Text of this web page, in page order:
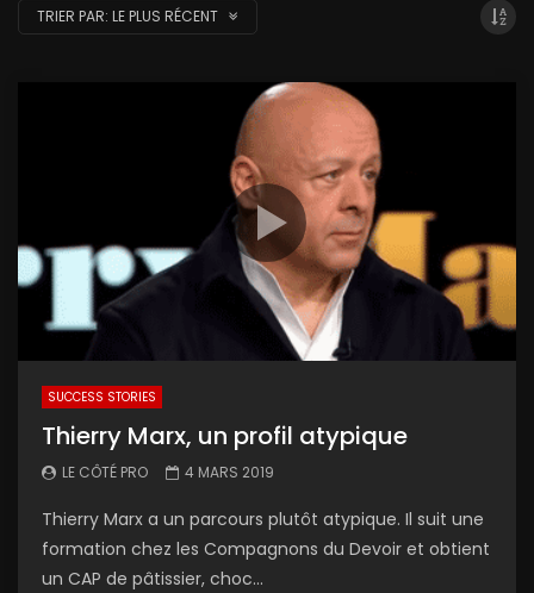
TRIER PAR: LE PLUS RÉCENT
SUCCESS STORIES
Thierry Marx, un profil atypique
LE CÔTÉ PRO 4 MARS 2019
Thierry Marx a un parcours plutôt atypique. Il suit une
formation chez les Compagnons du Devoir et obtient
un CAP de pâtissier, choc...